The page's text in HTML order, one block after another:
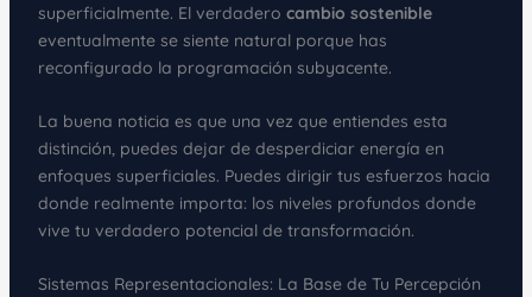
superficialmente. El verdadero cambio sostenible
eventualmente se siente natural porque has
reconfigurado la programación subyacente.
La buena noticia es que una vez que entiendes esta
distinción, puedes dejar de desperdiciar energía en
enfoques superficiales. Puedes dirigir tus esfuerzos hacia
donde realmente importa: los niveles profundos donde
vive tu verdadero potencial de transformación.
Sistemas Representacionales: La Base de Tu Percepción